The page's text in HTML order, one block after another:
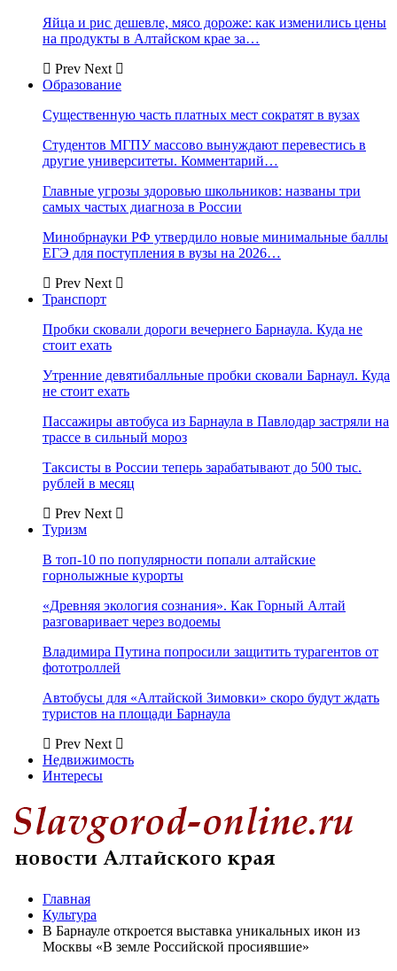
Яйца и рис дешевле, мясо дороже: как изменились цены
на продукты в Алтайском крае за…
Prev Next
Образование
Существенную часть платных мест сократят в вузах
Студентов МГПУ массово вынуждают перевестись в
другие университеты. Комментарий…
Главные угрозы здоровью школьников: названы три
самых частых диагноза в России
Минобрнауки РФ утвердило новые минимальные баллы
ЕГЭ для поступления в вузы на 2026…
Prev Next
Транспорт
Пробки сковали дороги вечернего Барнаула. Куда не
стоит ехать
Утренние девятибалльные пробки сковали Барнаул. Куда
не стоит ехать
Пассажиры автобуса из Барнаула в Павлодар застряли на
трассе в сильный мороз
Таксисты в России теперь зарабатывают до 500 тыс.
рублей в месяц
Prev Next
Туризм
В топ-10 по популярности попали алтайские
горнолыжные курорты
«Древняя экология сознания». Как Горный Алтай
разговаривает через водоемы
Владимира Путина попросили защитить турагентов от
фототроллей
Автобусы для «Алтайской Зимовки» скоро будут ждать
туристов на площади Барнаула
Prev Next
Недвижимость
Интересы
Главная
Культура
В Барнауле откроется выставка уникальных икон из
Москвы «В земле Российской просиявшие»